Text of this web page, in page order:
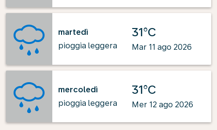
martedì
pioggia leggera
31°C
Mar 11 ago 2026
mercoledì
pioggia leggera
31°C
Mer 12 ago 2026